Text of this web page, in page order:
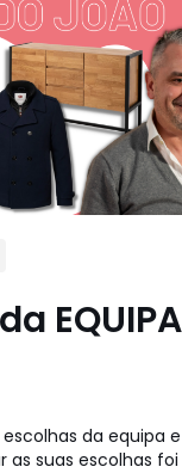
da equipa
suas escolhas foi